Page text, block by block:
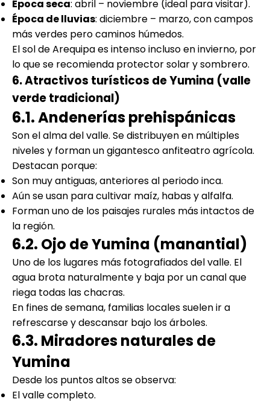
Época seca: abril – noviembre (ideal para visitar).
Época de lluvias: diciembre – marzo, con campos
más verdes pero caminos húmedos.
El sol de Arequipa es intenso incluso en invierno, por
lo que se recomienda protector solar y sombrero.
6. Atractivos turísticos de Yumina (valle
verde tradicional)
6.1. Andenerías prehispánicas
Son el alma del valle. Se distribuyen en múltiples
niveles y forman un gigantesco anfiteatro agrícola.
Destacan porque:
Son muy antiguas, anteriores al periodo inca.
Aún se usan para cultivar maíz, habas y alfalfa.
Forman uno de los paisajes rurales más intactos de
la región.
6.2. Ojo de Yumina (manantial)
Uno de los lugares más fotografiados del valle. El
agua brota naturalmente y baja por un canal que
riega todas las chacras.
En fines de semana, familias locales suelen ir a
refrescarse y descansar bajo los árboles.
6.3. Miradores naturales de
Yumina
Desde los puntos altos se observa:
El valle completo.